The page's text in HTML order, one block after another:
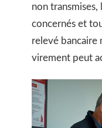
non
concernés et
relevé bancaire
virement peut